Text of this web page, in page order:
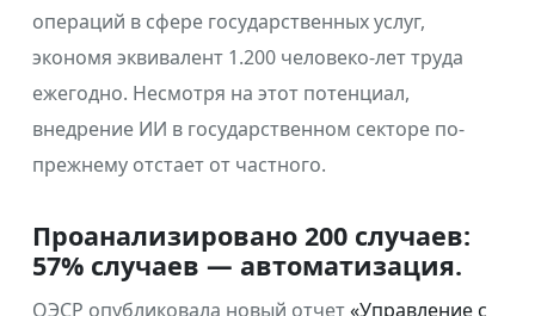
операций в сфере государственных услуг,
экономя эквивалент 1.200 человеко-лет труда
ежегодно. Несмотря на этот потенциал,
внедрение ИИ в государственном секторе по-
прежнему отстает от частного.
Проанализировано 200 случаев:
57% случаев — автоматизация.
ОЭСР опубликовала новый отчет«Управление с